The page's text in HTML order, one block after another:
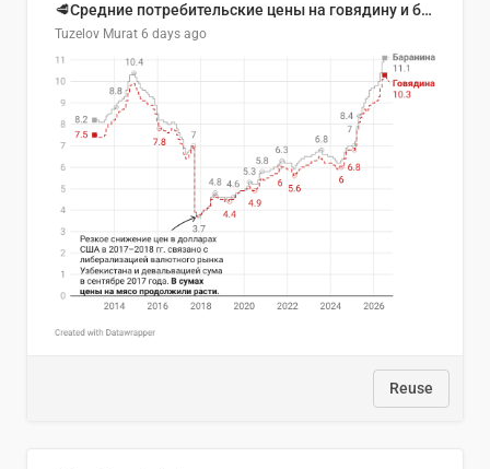
🥩Средние потребительские цены на говядину и баранину в Узбекистане, 2013–2026 гг.
Tuzelov Murat 6 days ago
Reuse